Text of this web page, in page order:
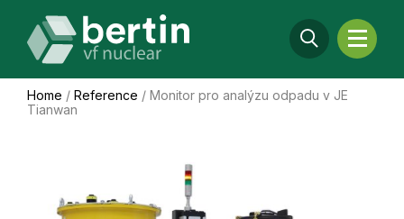
Home / Reference / Monitor pro analýzu odpadu v JE
Tianwan